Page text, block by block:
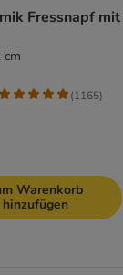
Fressnapf mit
(1165)
Warenkorb
hinzufügen